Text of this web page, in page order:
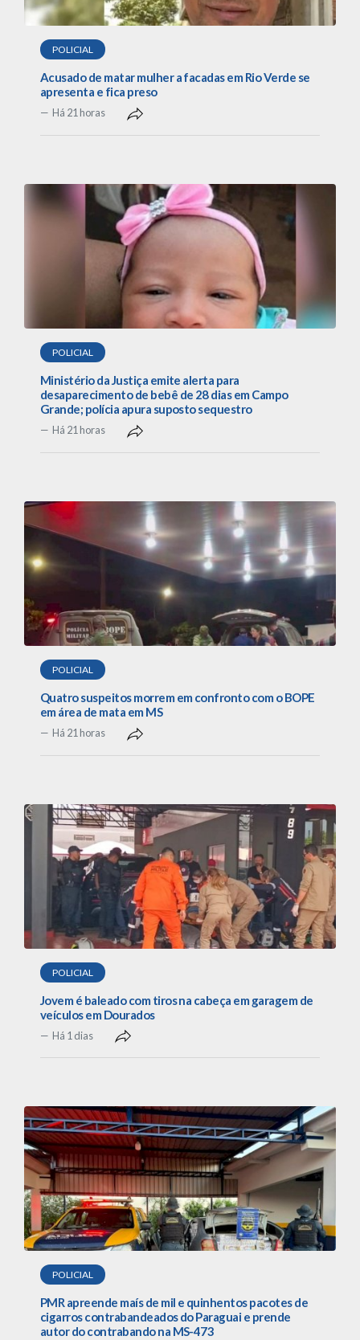
POLICIAL
Acusado de matar mulher a facadas em Rio Verde se
apresenta e fica preso
Há 21 horas
POLICIAL
Ministério da Justiça emite alerta para
desaparecimento de bebê de 28 dias em Campo
Grande; polícia apura suposto sequestro
Há 21 horas
POLICIAL
Quatro suspeitos morrem em confronto com o BOPE
em área de mata em MS
Há 21 horas
POLICIAL
Jovem é baleado com tiros na cabeça em garagem de
veículos em Dourados
Há 1 dias
POLICIAL
PMR apreende maís de mil e quinhentos pacotes de
cigarros contrabandeados do Paraguai e prende
autor do contrabando na MS-473